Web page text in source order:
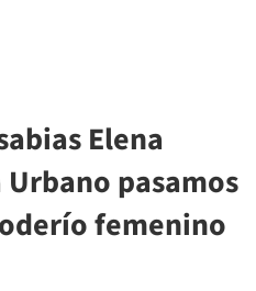
Elena
pasamos
femenino